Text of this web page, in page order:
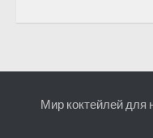
Мир коктейлей для